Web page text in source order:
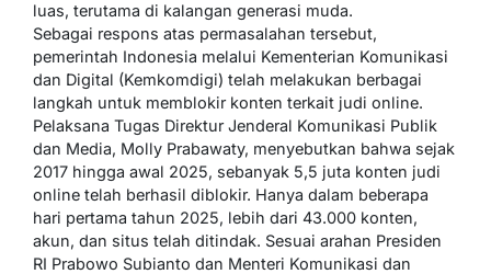
luas, terutama di kalangan generasi muda.
Sebagai respons atas permasalahan tersebut,
pemerintah Indonesia melalui Kementerian Komunikasi
dan Digital (Kemkomdigi) telah melakukan berbagai
langkah untuk memblokir konten terkait judi online.
Pelaksana Tugas Direktur Jenderal Komunikasi Publik
dan Media, Molly Prabawaty, menyebutkan bahwa sejak
2017 hingga awal 2025, sebanyak 5,5 juta konten judi
online telah berhasil diblokir. Hanya dalam beberapa
hari pertama tahun 2025, lebih dari 43.000 konten,
akun, dan situs telah ditindak. Sesuai arahan Presiden
RI Prabowo Subianto dan Menteri Komunikasi dan